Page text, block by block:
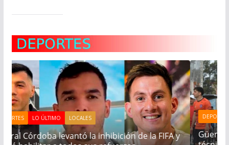
DEPORTES LO ÚLTIMO LOCALES
Güemes viaja a Buen Aires y sigue buscando